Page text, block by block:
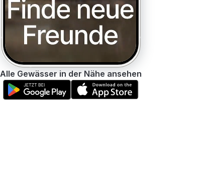
Alle Gewässer in der Nähe ansehen